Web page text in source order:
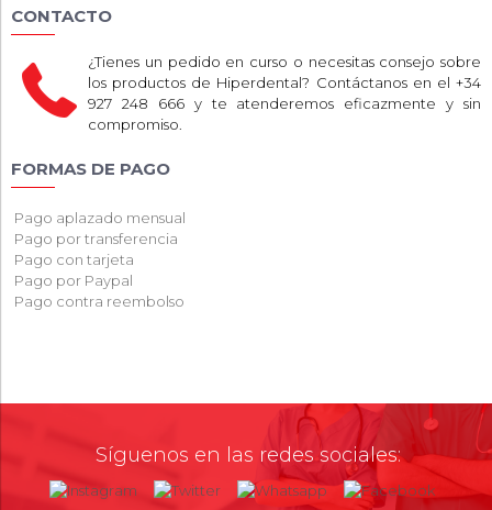
CONTACTO
¿Tienes un pedido en curso o necesitas consejo sobre
los productos de Hiperdental? Contáctanos en el +34
927 248 666 y te atenderemos eficazmente y sin
compromiso.
FORMAS DE PAGO
Pago aplazado mensual
Pago por transferencia
Pago con tarjeta
Pago por Paypal
Pago contra reembolso
Síguenos en las redes sociales: